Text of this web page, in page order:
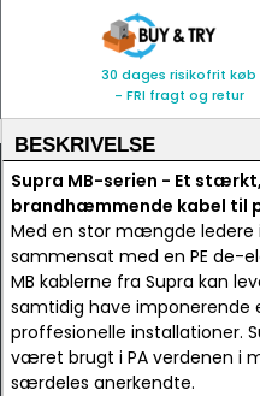
30 dages risikofrit køb
- FRI fragt og retur
BESKRIVELSE
Supra MB-serien - Et
brandhæmmende kabel til
Med en stor mængde ledere
sammensat med en PE de-
MB kablerne fra Supra kan
samtidig have imponerende
proffesionelle installationer.
været brugt i PA verdenen i
særdeles anerkendte.